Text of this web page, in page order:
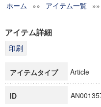
グローバルリサーチイ
科学研究費補助金研究
博士課程教育リーデ
ホーム »» アイテム一覧
アイテム詳細
アイテムタイプ Article
ID